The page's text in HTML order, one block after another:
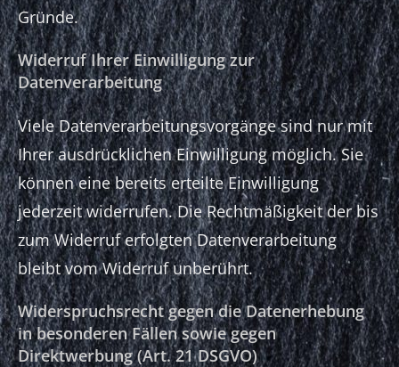
Gründe.
Widerruf Ihrer Einwilligung zur
Datenverarbeitung
Viele Datenverarbeitungsvorgänge sind nur mit
Ihrer ausdrücklichen Einwilligung möglich. Sie
können eine bereits erteilte Einwilligung
jederzeit widerrufen. Die Rechtmäßigkeit der bis
zum Widerruf erfolgten Datenverarbeitung
bleibt vom Widerruf unberührt.
Widerspruchsrecht gegen die Datenerhebung
in besonderen Fällen sowie gegen
Direktwerbung (Art. 21 DSGVO)